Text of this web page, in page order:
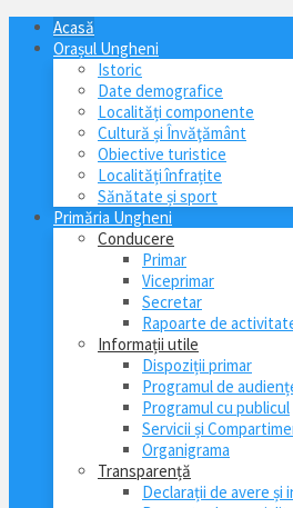
Acasă
Orașul Ungheni
Istoric
Date demografice
Localități componente
Cultură și Învăţământ
Obiective turistice
Localități înfrațite
Sănătate și sport
Primăria Ungheni
Conducere
Primar
Viceprimar
Secretar
Rapoarte de
Informații utile
Dispoziții primar
Programul de
Programul cu publicul
Servicii și
Organigrama
Transparență
Declarații de avere și